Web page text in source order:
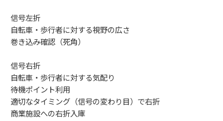
信号左折
自転車・歩行者に対する視野の広さ
巻き込み確認（死角）
信号右折
自転車・歩行者に対する気配り
待機ポイント利用
適切なタイミング（信号の変わり目）で右折
商業施設への右折入庫